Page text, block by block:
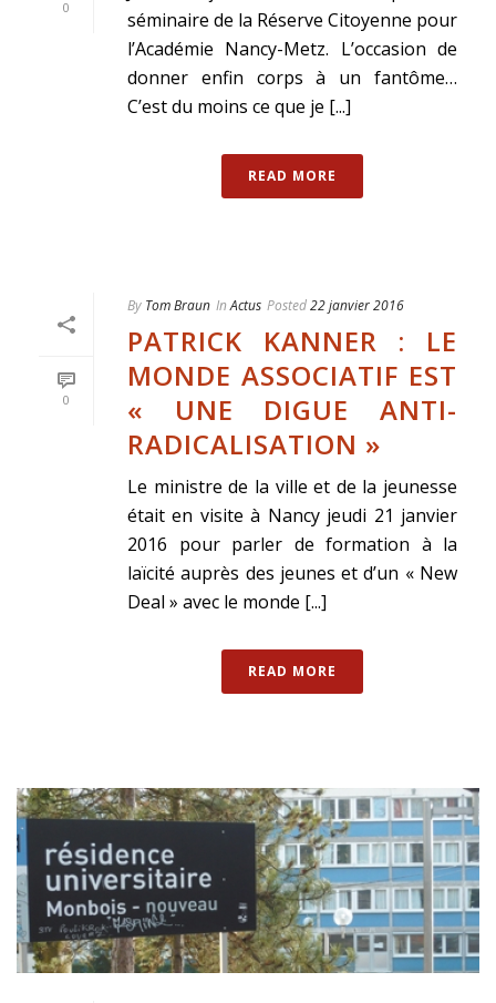
0
séminaire de la Réserve Citoyenne pour
l’Académie Nancy-Metz. L’occasion de
donner enfin corps à un fantôme…
C’est du moins ce que je [...]
READ MORE
0
By Tom Braun In Actus Posted22 janvier 2016
PATRICK KANNER : LE
MONDE ASSOCIATIF EST
« UNE DIGUE ANTI-
RADICALISATION »
Le ministre de la ville et de la jeunesse
était en visite à Nancy jeudi 21 janvier
2016 pour parler de formation à la
laïcité auprès des jeunes et d’un « New
Deal » avec le monde [...]
READ MORE